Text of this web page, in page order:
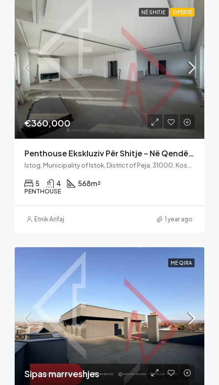
NË SHITJE OFERTË
€360,000
Penthouse Ekskluziv Për Shitje – Në Qendër Të Istogut
Istog, Municipality of Istok, District of Peja, 31000, Kosovo
5 4 568m²
PENTHOUSE
Etnik Arifaj 1 year ago
ME QIRA
Sipas marrveshjes